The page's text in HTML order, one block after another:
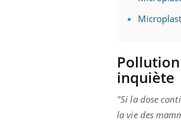
inquiète
"Si la dose
la vie des